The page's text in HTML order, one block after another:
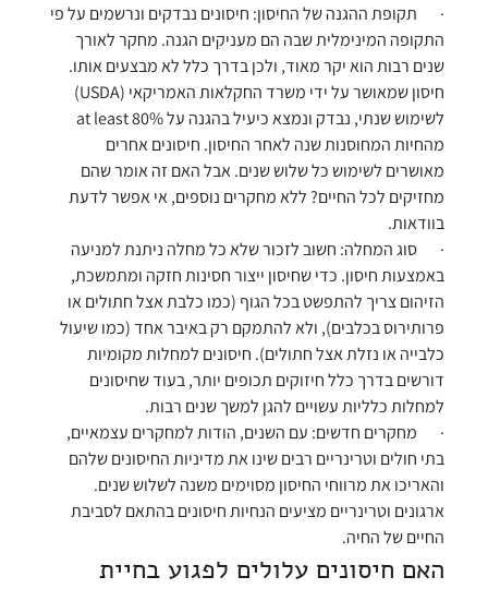
· תקופת ההגנה של החיסון: חיסונים נבדקים ונרשמים על פי
התקופה המינימלית שבה הם מעניקים הגנה. מחקר לאורך
שנים רבות הוא יקר מאוד, ולכן בדרך כלל לא מבצעים אותו.
חיסון שמאושר על ידי משרד החקלאות האמריקאי (USDA)
מהחיות המחוסנות שנה לאחר החיסון. חיסונים אחרים
מאושרים לשימוש כל שלוש שנים. אבל האם זה אומר שהם
מחזיקים לכל החיים? ללא מחקרים נוספים, אי אפשר לדעת
בוודאות.
· סוג המחלה: חשוב לזכור שלא כל מחלה ניתנת למניעה
באמצעות חיסון. כדי שחיסון ייצור חסינות חזקה ומתמשכת,
הזיהום צריך להתפשט בכל הגוף (כמו כלבת אצל חתולים או
פרותירוס בכלבים), ולא להתמקם רק באיבר אחד (כמו שיעול
כלבייה או נזלת אצל חתולים). חיסונים למחלות מקומיות
דורשים בדרך כלל חיזוקים תכופים יותר, בעוד שחיסונים
למחלות כלליות עשויים להגן למשך שנים רבות.
· מחקרים חדשים: עם השנים, הודות למחקרים עצמאיים,
בתי חולים וטרינריים רבים שינו את מדיניות החיסונים שלהם
והאריכו את מרווחי החיסון מסוימים משנה לשלוש שנים.
ארגונים וטרינריים מציעים הנחיות חיסונים בהתאם לסביבת
החיים של החיה.
האם חיסונים עלולים לפגוע בחיית